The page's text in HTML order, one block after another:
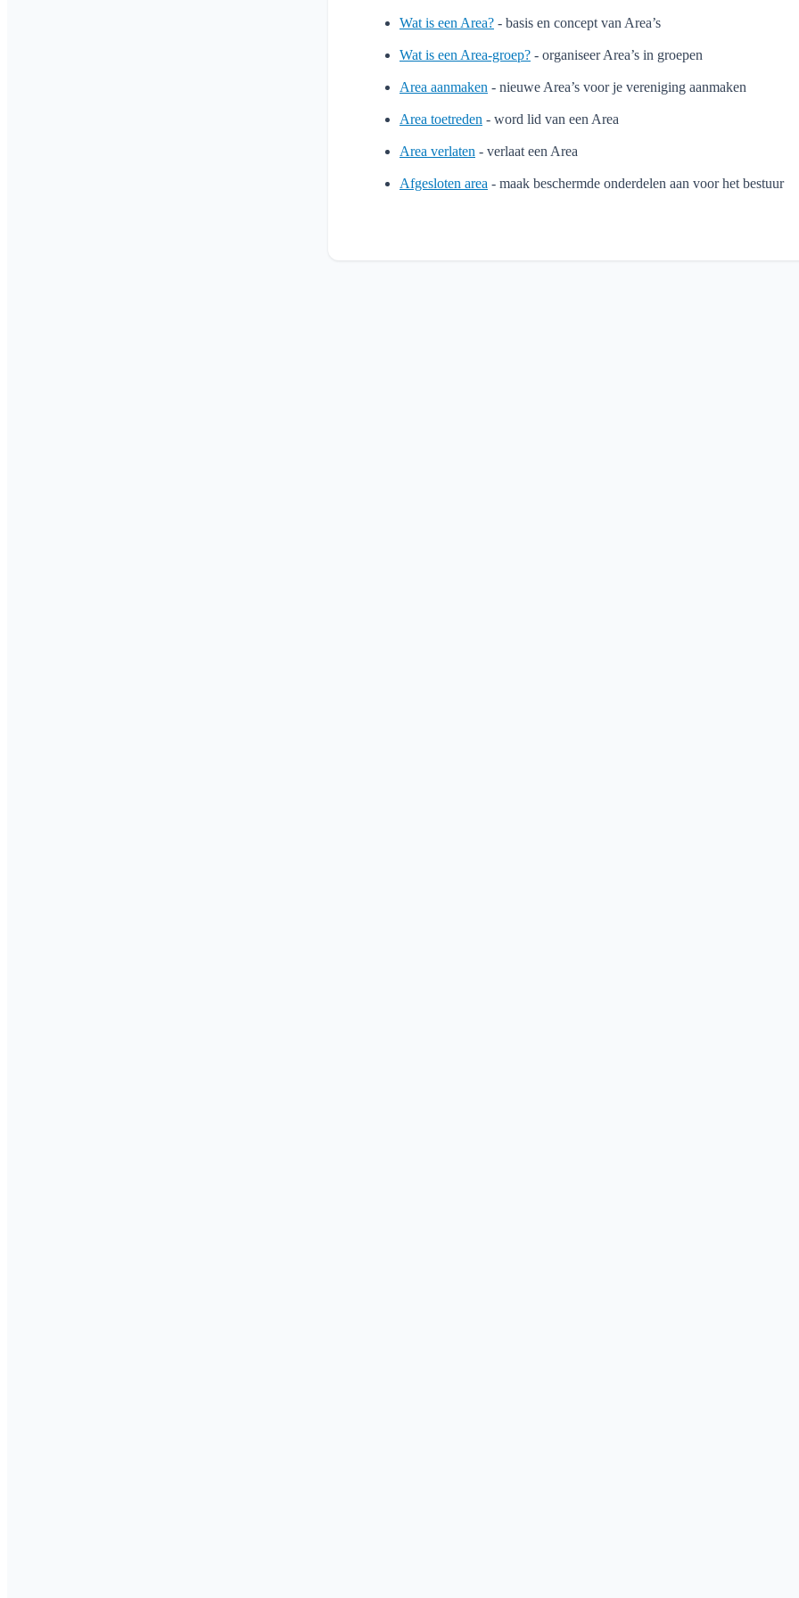
Wat is een Area? - basis en concept van Area’s
Wat is een Area-groep? - organiseer Area’s in groepen
Area aanmaken - nieuwe Area’s voor je vereniging aanmaken
Area toetreden - word lid van een Area
Area verlaten - verlaat een Area
Afgesloten area - maak beschermde onderdelen aan voor het bestuur